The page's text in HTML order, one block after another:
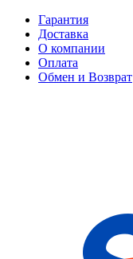
Гарантия
Доставка
О компании
Оплата
Обмен и Возврат